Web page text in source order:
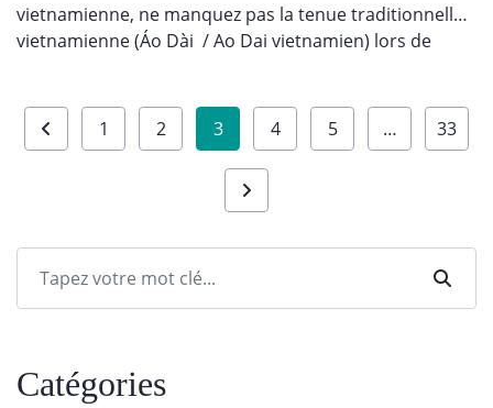
vietnamienne, ne manquez pas la tenue traditionnelle
vietnamienne (Áo Dài / Ao Dai vietnamien) lors de
Pagination
1 2 3 4 5 … 33
Catégories